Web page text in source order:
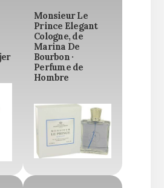
Monsieur Le
Prince Elegant
Cologne, de
Marina De
Bourbon ·
Perfume de
Hombre